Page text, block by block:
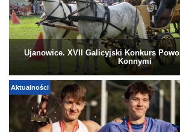
Ujanowice. XVII Galicyjski Konkurs
Konnymi
Aktualności